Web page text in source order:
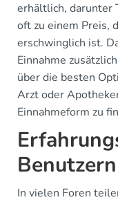
erhältlich, darunter
oft zu einem Preis,
erschwinglich ist.
Einnahme
über die besten
Arzt oder
Einnahmeform zu
Benutzern
In vielen Foren